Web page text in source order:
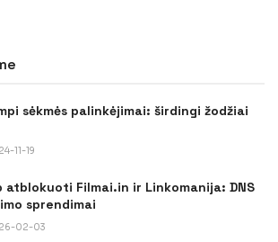
sėkmės palinkėjimai: širdingi žodžiai
11-19
atblokuoti Filmai.in ir Linkomanija: DNS
sprendimai
02-03